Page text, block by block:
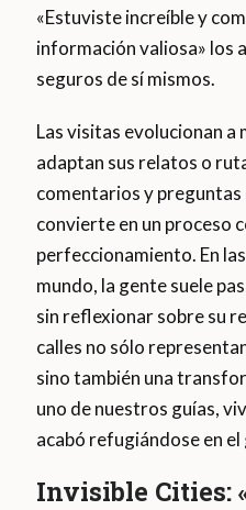
«Estuviste increíble y
información valiosa» los
seguros de sí mismos.
Las visitas evolucionan a
adaptan sus relatos o
comentarios y preguntas
convierte en un proceso
perfeccionamiento. En
mundo, la gente suele
sin reflexionar sobre su
calles no sólo
sino también una
uno de nuestros guías,
acabó refugiándose en
Invisible Cities: